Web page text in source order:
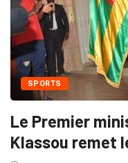
SPORTS
Le Premier
Klassou remet